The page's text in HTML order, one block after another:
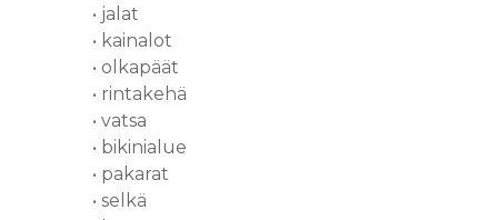
• jalat
• kainalot
• olkapäät
• rintakehä
• vatsa
• bikinialue
• pakarat
• selkä